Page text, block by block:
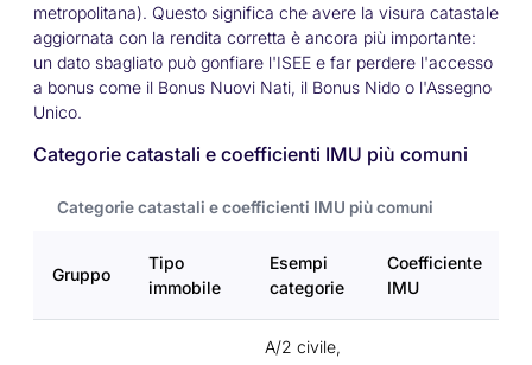
metropolitana). Questo significa che avere la visura catastale
aggiornata con la rendita corretta è ancora più importante:
un dato sbagliato può gonfiare l'ISEE e far perdere l'accesso
a bonus come il Bonus Nuovi Nati, il Bonus Nido o l'Assegno
Unico.
Categorie catastali e coefficienti IMU più comuni
Categorie catastali e coefficienti IMU più comuni
Gruppo
Tipo
immobile
Esempi
categorie
Coefficiente
IMU
A/2 civile,